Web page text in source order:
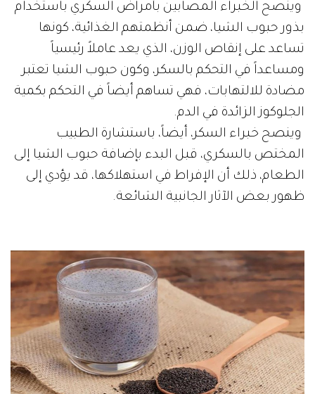
وينصح الخبراء المصابين بأمراض السكري باستخدام
بذور حبوب الشيا، ضمن أنظمتهم الغذائية، كونها
تساعد على إنقاص الوزن، الذي يعد عاملاً رئيسياً
ومساعداً في التحكم بالسكر، وكون حبوب الشيا تعتبر
مضادة للالتهابات، فهي تساهم أيضاً في التحكم بكمية
الجلوكوز الزائدة في الدم.
وينصح خبراء السكر، أيضاً، باستشارة الطبيب
المختص بالسكري، قبل البدء بإضافة حبوب الشيا إلى
الطعام، ذلك أن الإفراط في استهلاكها، قد يؤدي إلى
ظهور بعض الآثار الجانبية الشائعة.